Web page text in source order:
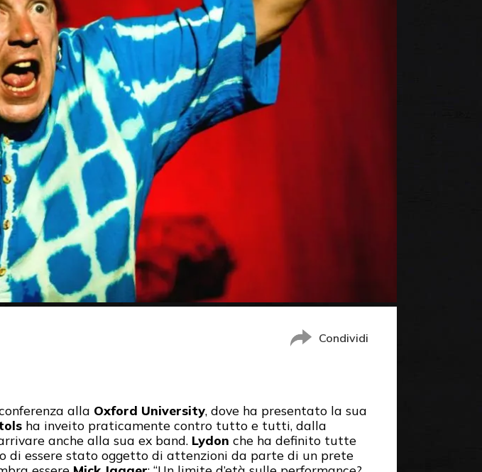
Condividi
alla Oxford University, dove ha presentato la sua
ha inveito praticamente contro tutto e tutti, dalla
anche alla sua ex band. Lydon che ha definito tutte
di essere stato oggetto di attenzioni da parte di un prete